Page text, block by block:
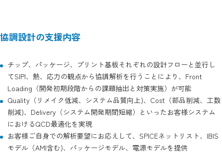
協調設計の支援内容
チップ、パッケージ、プリント基板それぞれの設計フローと並行し
てSIPI、熱、応力の観点から協調解析を行うことにより、Front
Loading（開発初期段階からの課題抽出と対策実施）が可能
Quality（リメイク低減、システム品質向上)、Cost（部品削減、工数
削減)、Delivery（システム開発期間短縮）といったお客様システム
におけるQCD最適化を実現
お客様ご自身での解析要望にお応えして、SPICEネットリスト、IBIS
モデル（AMI含む)、パッケージモデル、電源モデルを提供